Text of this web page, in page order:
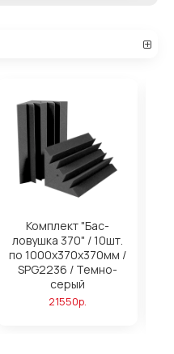
Комплект "Бас-
ловушка 370" / 10шт.
по 1000х370х370мм /
SPG2236 / Темно-
серый
21550р.